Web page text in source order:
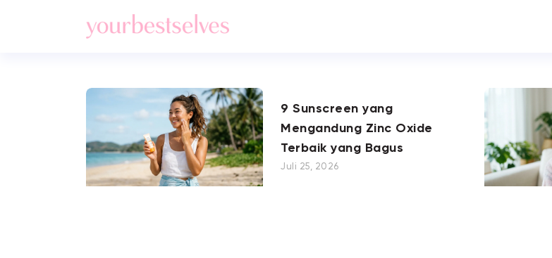
9 Sunscreen yang
Mengandung Zinc Oxide
Terbaik yang Bagus
Juli 25, 2026